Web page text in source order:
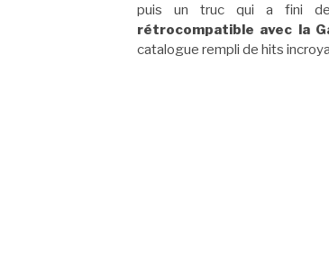
puis un truc qui a fini de
rétrocompatible avec la
catalogue rempli de hits